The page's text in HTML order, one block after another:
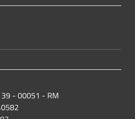
39 - 00051 - RM